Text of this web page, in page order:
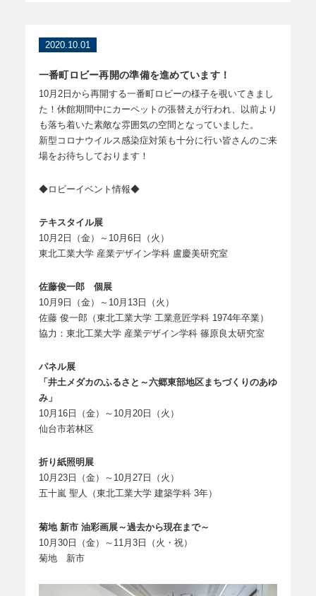
2020.10.01
一番町ロビー再開の準備を進めています！
10月2日から再開する一番町ロビーの様子を覗いてきまし
た！休館期間中にカーペットの張替えが行われ、以前より
も落ち着いた素敵な雰囲気の空間となっていました。
新型コロナウイルス感染症対策も十分に行い皆さんのご来
場をお待ちしております！
◆ロビーイベント情報◆
テキスタイル展
10月2日（金）～10月6日（火）
東北工業大学 産業デザイン学科 盧慶美研究室
佐藤俊一郎 個展
10月9日（金）～10月13日（火）
佐藤 俊一郎（東北工業大学 工業意匠学科 1974年卒業）
協力：東北工業大学 産業デザイン学科 篠原良太研究室
パネル展
「井土メダカのふるさと～六郷東部地区まちづくりのあゆ
み」
10月16日（金）～10月20日（火）
仙台市若林区
折り紙照明展
10月23日（金）～10月27日（火）
五十嵐 聖人（東北工業大学 建築学科 3年）
菊地 新市 油彩画展～過去から現在まで～
10月30日（金）～11月3日（火・祝）
菊地 新市